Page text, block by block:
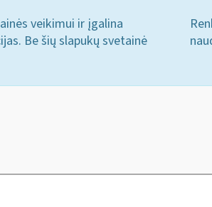
veikimui ir įgalina
Be šių slapukų svetainė